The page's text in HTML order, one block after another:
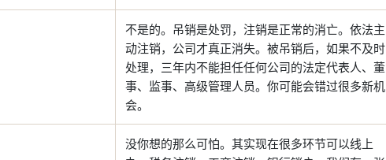
不是的。吊销是处罚，注销是正常的消亡。依法主
动注销，公司才真正消失。被吊销后，如果不及时
处理，三年内不能担任任何公司的法定代表人、董
事、监事、高级管理人员。你可能会错过很多新机
会。
没你想的那么可怕。其实现在很多环节可以线上